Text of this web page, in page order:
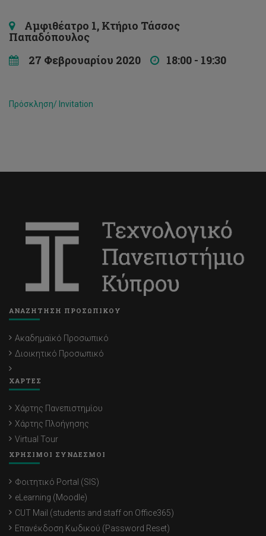
Αμφιθέατρο 1, Κτήριο Τάσσος
Παπαδόπουλος
27 Φεβρουαρίου 2020
18:00 - 19:30
Πρόσκληση/ Invitation
ΑΝΑΖΗΤΗΣΗ ΠΡΟΣΩΠΙΚΟΥ
Ακαδημαϊκό Προσωπικό
Διοικητικό Προσωπικό
ΧΑΡΤΕΣ
Χάρτης Πανεπιστημίου
Χάρτης Πλοήγησης
Virtual Tour
ΧΡΗΣΙΜΟΙ ΣΥΝΔΕΣΜΟΙ
Φοιτητικό Portal (SIS)
eLearning (Moodle)
CUT Mail (students and staff on Office365)
Επανέκδοση Κωδικού (Password Reset)